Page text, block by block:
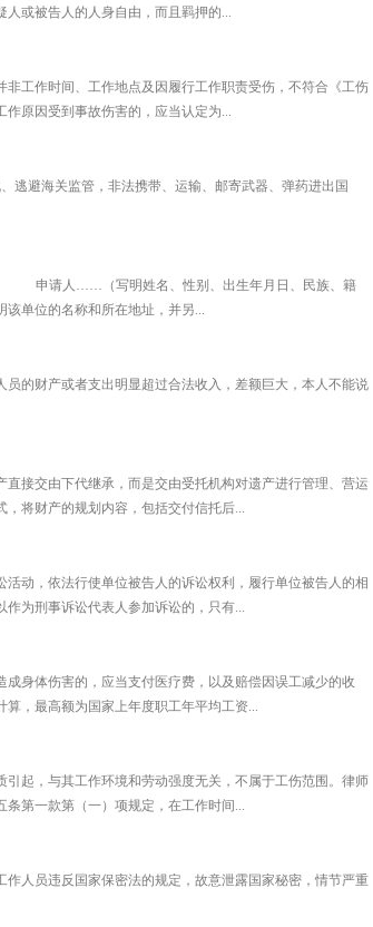
或被告人的人身自由，而且羁押的...
工作时间、工作地点及因履行工作职责受伤，不符合《工伤
原因受到事故伤害的，应当认定为...
避海关监管，非法携带、运输、邮寄武器、弹药进出国
人……（写明姓名、性别、出生年月日、民族、籍
单位的名称和所在地址，并另...
的财产或者支出明显超过合法收入，差额巨大，本人不能说
接交由下代继承，而是交由受托机构对遗产进行管理、营运
将财产的规划内容，包括交付信托后...
动，依法行使单位被告人的诉讼权利，履行单位被告人的相
为刑事诉讼代表人参加诉讼的，只有...
身体伤害的，应当支付医疗费，以及赔偿因误工减少的收
，最高额为国家上年度职工年平均工资...
起，与其工作环境和劳动强度无关，不属于工伤范围。律师
第一款第（一）项规定，在工作时间...
人员违反国家保密法的规定，故意泄露国家秘密，情节严重